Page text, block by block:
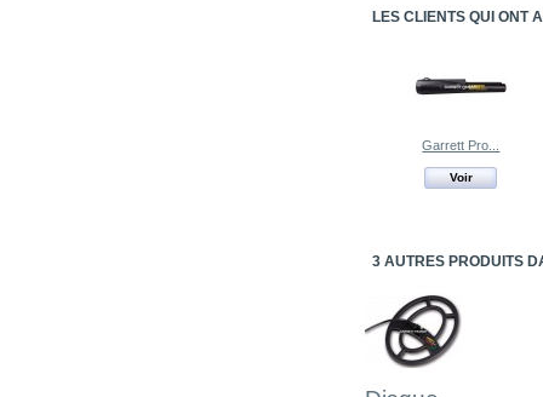
Garrett Pro...
Disque...